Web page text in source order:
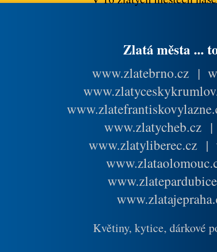
Zlatá města ...
www.zlatebrno.cz |
www.zlatycheb.cz
www.zlatyliberec.cz |
Květiny, kytice, dárkové